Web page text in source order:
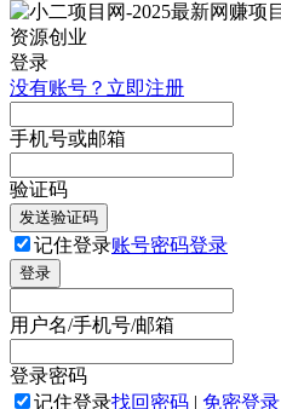
登录
没有账号？立即注册
手机号或邮箱
验证码
发送验证码
记住登录账号密码登录
登录
用户名/手机号/邮箱
登录密码
记住登录找回密码 | 免密登录